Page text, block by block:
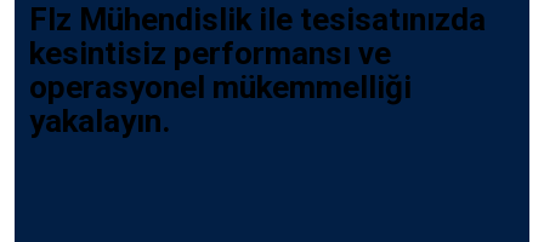
Flz Mühendislik ile tesisatınızda
kesintisiz performansı ve
operasyonel mükemmelliği
yakalayın.